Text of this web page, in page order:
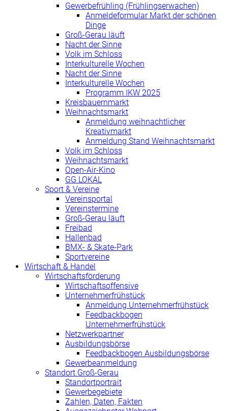
Gewerbefrühling (Frühlingserwachen)
Anmeldeformular Markt der schönen
Dinge
Groß-Gerau läuft
Nacht der Sinne
Volk im Schloss
Interkulturelle Wochen
Nacht der Sinne
Interkulturelle Wochen
Programm IKW 2025
Kreisbauernmarkt
Weihnachtsmarkt
Anmeldung weihnachtlicher
Kreativmarkt
Anmeldung Stand Weihnachtsmarkt
Volk im Schloss
Weihnachtsmarkt
Open-Air-Kino
GG LOKAL
Sport & Vereine
Vereinsportal
Vereinstermine
Groß-Gerau läuft
Freibad
Hallenbad
BMX- & Skate-Park
Sportvereine
Wirtschaft & Handel
Wirtschaftsförderung
Wirtschaftsoffensive
Unternehmerfrühstück
Anmeldung Unternehmerfrühstück
Feedbackbogen
Unternehmerfrühstück
Netzwerkpartner
Ausbildungsbörse
Feedbackbogen Ausbildungsbörse
Gewerbeanmeldung
Standort Groß-Gerau
Standortportrait
Gewerbegebiete
Zahlen, Daten, Fakten